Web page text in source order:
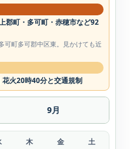
郡町・多可町・赤穂市など92
可町多可郡中区東。見かけても近
火20時40分と交通規制
9月
木 金 土